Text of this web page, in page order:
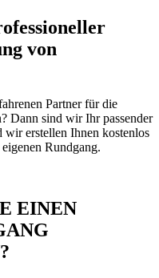
von
Partner für die
Dann sind wir Ihr passender
wir erstellen Ihnen kostenlos
Rundgang.
EINEN